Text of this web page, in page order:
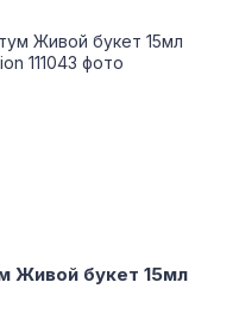
Живой букет 15мл